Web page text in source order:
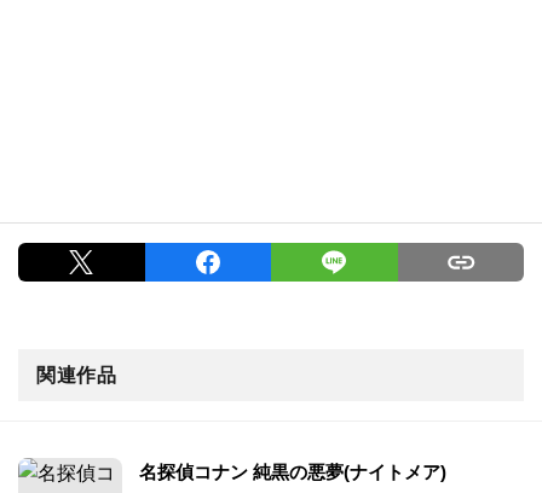
関連作品
名探偵コナン 純黒の悪夢(ナイトメア)